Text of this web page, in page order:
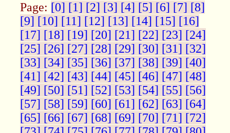
Page: [0] [1] [2] [3] [4] [5] [6] [7] [8]
[9] [10] [11] [12] [13] [14] [15] [16]
[17] [18] [19] [20] [21] [22] [23] [24]
[25] [26] [27] [28] [29] [30] [31] [32]
[33] [34] [35] [36] [37] [38] [39] [40]
[41] [42] [43] [44] [45] [46] [47] [48]
[49] [50] [51] [52] [53] [54] [55] [56]
[57] [58] [59] [60] [61] [62] [63] [64]
[65] [66] [67] [68] [69] [70] [71] [72]